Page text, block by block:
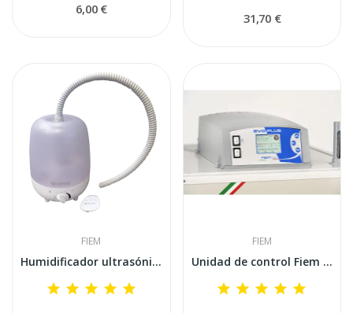
6,00 €
31,70 €
FIEM
Humidificador ultrasónico automático FIEM...
FIEM
Unidad de control Fiem Evo Plus con...